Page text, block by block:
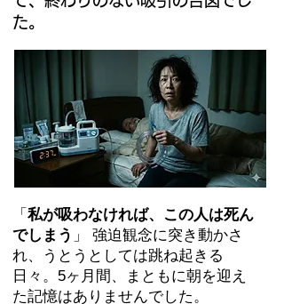
た。
「 私が吸わなければ、この人は死ん
でしまう 」 強迫観念に突き動かさ
れ、うとうとしては跳ね起きる
日々。5ヶ月間、まともに朝を迎え
た記憶はありませんでした。